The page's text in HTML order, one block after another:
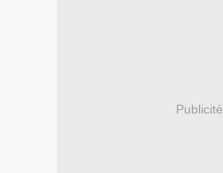
Publicité